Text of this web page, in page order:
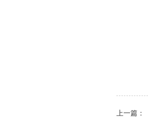
上一篇：